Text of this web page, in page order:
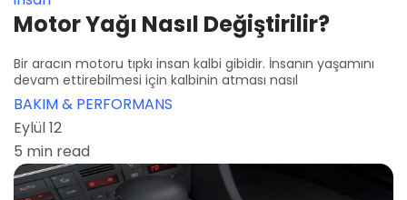
Motor Yağı Nasıl Değiştirilir?
Bir aracın motoru tıpkı insan kalbi gibidir. İnsanın yaşamını
devam ettirebilmesi için kalbinin atması nasıl
BAKIM & PERFORMANS
Eylül 12
5 min read